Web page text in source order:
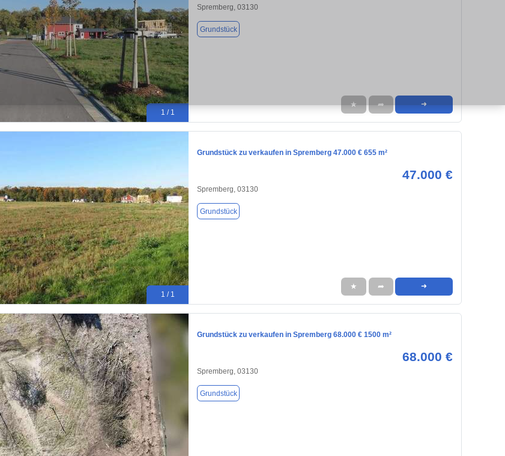
1 / 1
Spremberg, 03130
Grundstück
★ ➦ ➜
1 / 1
Grundstück zu verkaufen in Spremberg 47.000 € 655 m²
47.000 €
Spremberg, 03130
Grundstück
★ ➦ ➜
Grundstück zu verkaufen in Spremberg 68.000 € 1500 m²
68.000 €
Spremberg, 03130
Grundstück